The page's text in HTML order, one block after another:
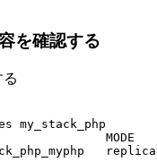
を確認する
my_stack_php
MODE